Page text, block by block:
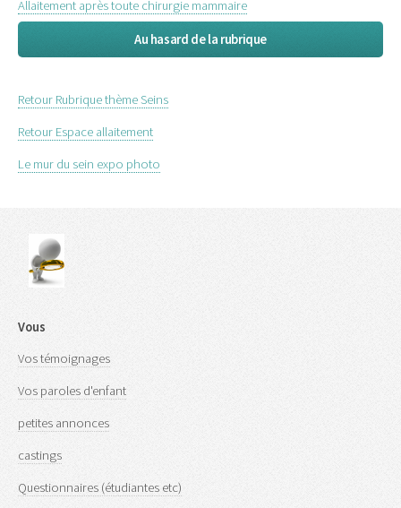
Allaitement après toute chirurgie mammaire
Au hasard de la rubrique
Retour Rubrique thème Seins
Retour Espace allaitement
Le mur du sein expo photo
Vous
Vos témoignages
Vos paroles d'enfant
petites annonces
castings
Questionnaires (étudiantes etc)